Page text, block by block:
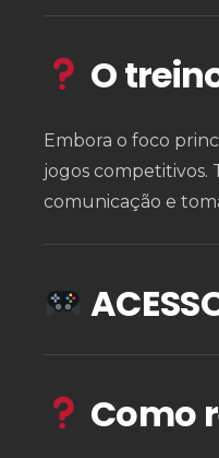
O
Embora o foco
jogos competitivos.
comunicação e
Como